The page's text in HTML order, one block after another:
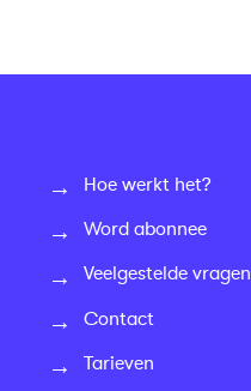
Hoe werkt het?
Word abonnee
Veelgestelde vragen
Contact
Tarieven